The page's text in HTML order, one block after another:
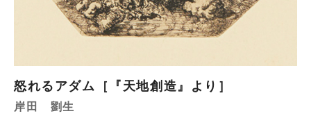
怒れるアダム［『天地創造』より］
岸田 劉生